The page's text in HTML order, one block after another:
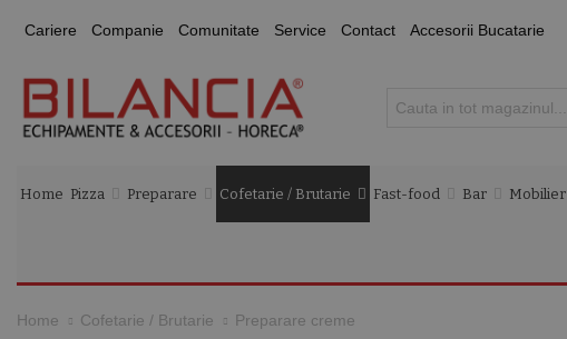
Cariere Companie Comunitate Service Contact Accesorii Bucatarie
Home Pizza Preparare Cofetarie / Brutarie Fast-food Bar Mobilier
Home Cofetarie / Brutarie Preparare creme